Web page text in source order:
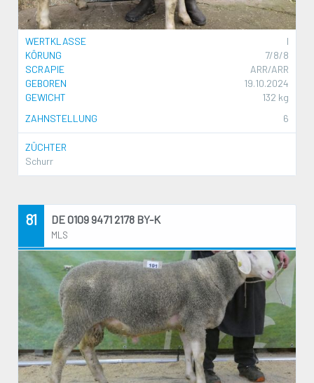
WERTKLASSE
I
KÖRUNG
7/8/8
SCRAPIE
ARR/ARR
GEBOREN
19.10.2024
GEWICHT
132 kg
ZAHNSTELLUNG
6
ZÜCHTER
Schurr
81 DE 0109 9471 2178 BY-K
MLS